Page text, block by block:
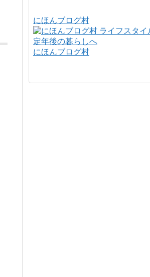
にほんブログ村
にほんブログ村